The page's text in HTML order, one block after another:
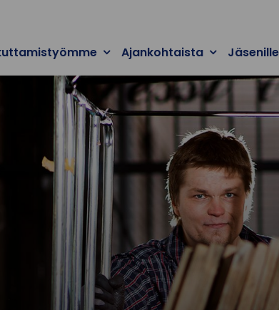
Ajankohtaista Jäsenille